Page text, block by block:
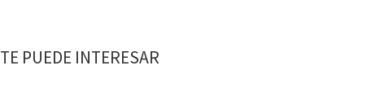
PUEDE INTERESAR